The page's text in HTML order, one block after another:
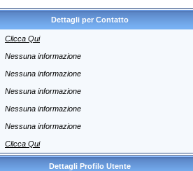
Dettagli per Contatto
Clicca Qui
Nessuna informazione
Nessuna informazione
Nessuna informazione
Nessuna informazione
Nessuna informazione
Clicca Qui
Dettagli Profilo Utente